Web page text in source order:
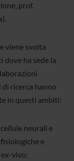
prof.
viene svolta
ha sede la
ricerca hanno
in questi ambiti:
neurali e
e
vivo;